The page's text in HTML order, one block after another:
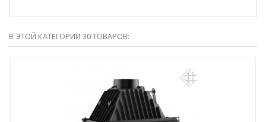
В ЭТОЙ КАТЕГОРИИ 30 ТОВАРОВ: